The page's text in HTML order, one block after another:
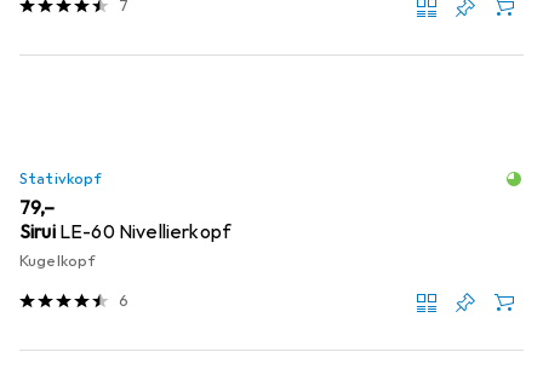
7
Stativkopf
EUR
79,–
Sirui LE-60 Nivellierkopf
Kugelkopf
6